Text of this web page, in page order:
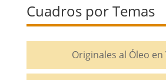
Cuadros por Temas
Originales al Óleo en